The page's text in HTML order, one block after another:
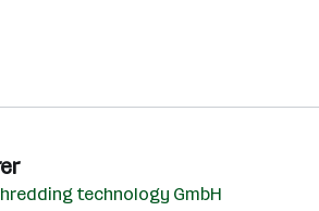
technology GmbH